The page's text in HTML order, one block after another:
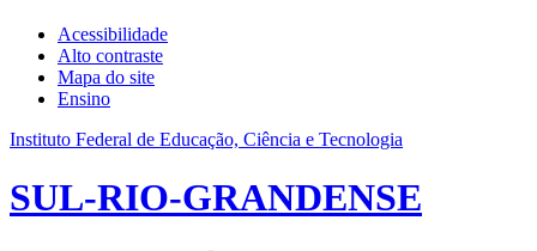
Acessibilidade
Alto contraste
Mapa do site
Ensino
Instituto Federal de Educação, Ciência e Tecnologia
SUL-RIO-GRANDENSE